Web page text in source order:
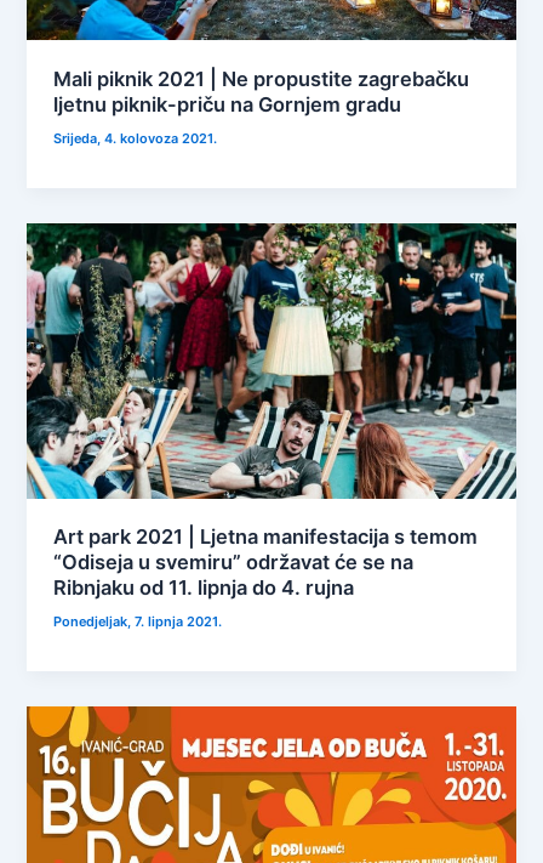
Mali piknik 2021 | Ne propustite zagrebačku
ljetnu piknik-priču na Gornjem gradu
Srijeda, 4. kolovoza 2021.
Art park 2021 | Ljetna manifestacija s temom
“Odiseja u svemiru” održavat će se na
Ribnjaku od 11. lipnja do 4. rujna
Ponedjeljak, 7. lipnja 2021.